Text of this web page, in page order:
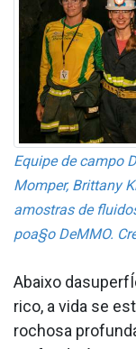
Equipe de campo
Momper, Brittany
amostras de
poa§o DeMMO.
Abaixo
rico, a vida se
rochosa